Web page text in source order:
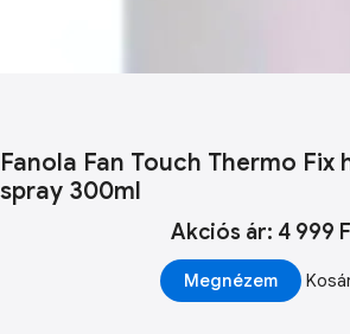
Fanola Fan Touch Thermo Fix
spray 300ml
Akciós ár: 4 999
Megnézem